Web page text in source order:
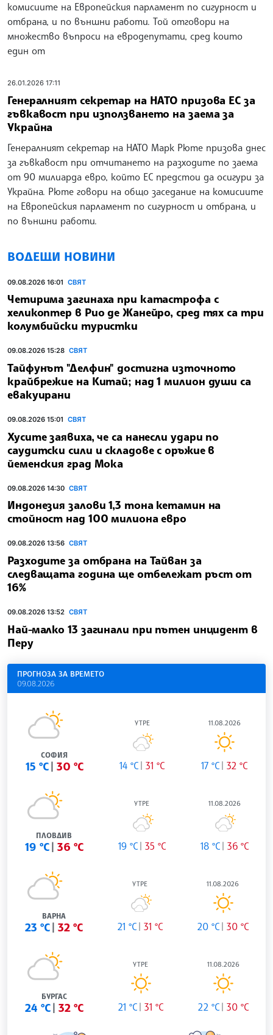
комисиите на Европейския парламент по сигурност и
отбрана, и по външни работи. Той отговори на
множество въпроси на евродепутати, сред които
един от
26.01.2026 17:11
Генералният секретар на НАТО призова ЕС за
гъвкавост при използването на заема за
Украйна
Генералният секретар на НАТО Марк Рюте призова днес
за гъвкавост при отчитането на разходите по заема
от 90 милиарда евро, който ЕС предстои да осигури за
Украйна. Рюте говори на общо заседание на комисиите
на Европейския парламент по сигурност и отбрана, и
по външни работи.
ВОДЕЩИ НОВИНИ
09.08.2026 16:01 СВЯТ
Четирима загинаха при катастрофа с
хеликоптер в Рио де Жанейро, сред тях са три
колумбийски туристки
09.08.2026 15:28 СВЯТ
Тайфунът "Делфин" достигна източното
крайбрежие на Китай; над 1 милион души са
евакуирани
09.08.2026 15:01 СВЯТ
Хусите заявиха, че са нанесли удари по
саудитски сили и складове с оръжие в
йеменския град Мока
09.08.2026 14:30 СВЯТ
Индонезия залови 1,3 тона кетамин на
стойност над 100 милиона евро
09.08.2026 13:56 СВЯТ
Разходите за отбрана на Тайван за
следващата година ще отбележат ръст от
16%
09.08.2026 13:52 СВЯТ
Най-малко 13 загинали при пътен инцидент в
Перу
ПРОГНОЗА ЗА ВРЕМЕТО
09.08.2026
СОФИЯ
15 °C 30 °C
УТРЕ
14 °C 31 °C
11.08.2026
17 °C 32 °C
ПЛОВДИВ
19 °C 36 °C
УТРЕ
19 °C 35 °C
11.08.2026
18 °C 36 °C
ВАРНА
23 °C 32 °C
УТРЕ
21 °C 31 °C
11.08.2026
20 °C 30 °C
БУРГАС
24 °C 32 °C
УТРЕ
21 °C 31 °C
11.08.2026
22 °C 30 °C